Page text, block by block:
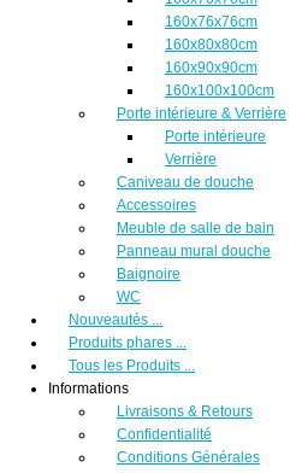
160x76x76cm
160x80x80cm
160x90x90cm
160x100x100cm
Porte intérieure & Verrière
Porte intérieure
Verrière
Caniveau de douche
Accessoires
Meuble de salle de bain
Panneau mural douche
Baignoire
WC
Nouveautés ...
Produits phares ...
Tous les Produits ...
Informations
Livraisons & Retours
Confidentialité
Conditions Générales